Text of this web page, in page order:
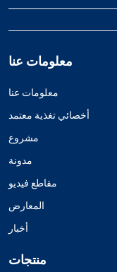
معلومات عنا
معلومات عنا
أخصائي تغذية معتمد
مشروع
مدونة
مقاطع فيديو
المعارض
أخبار
منتجات